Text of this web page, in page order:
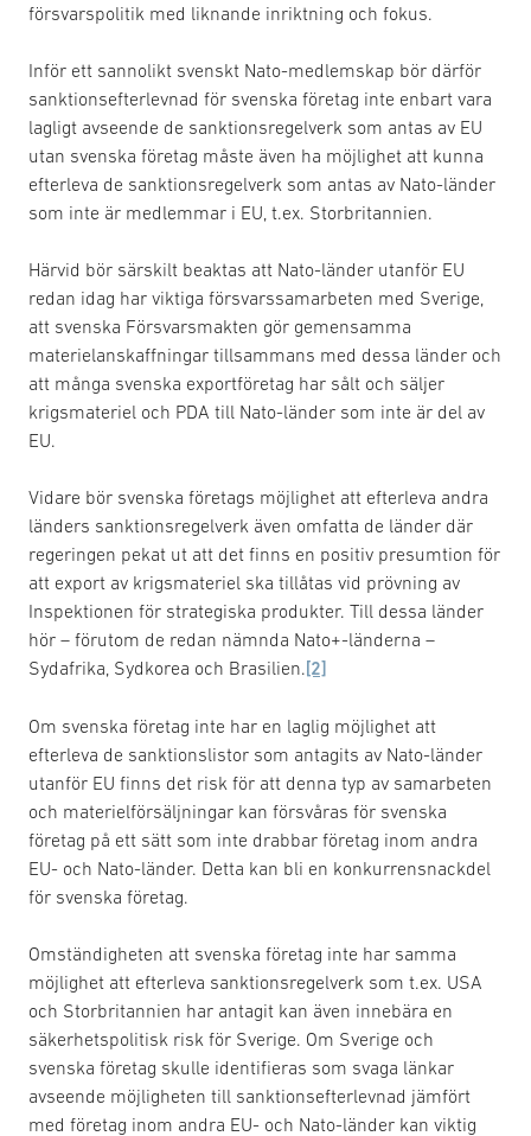
försvarspolitik med liknande inriktning och fokus.
Inför ett sannolikt svenskt Nato-medlemskap bör därför
sanktionsefterlevnad för svenska företag inte enbart vara
lagligt avseende de sanktionsregelverk som antas av EU
utan svenska företag måste även ha möjlighet att kunna
efterleva de sanktionsregelverk som antas av Nato-länder
som inte är medlemmar i EU, t.ex. Storbritannien.
Härvid bör särskilt beaktas att Nato-länder utanför EU
redan idag har viktiga försvarssamarbeten med Sverige,
att svenska Försvarsmakten gör gemensamma
materielanskaffningar tillsammans med dessa länder och
att många svenska exportföretag har sålt och säljer
krigsmateriel och PDA till Nato-länder som inte är del av
EU.
Vidare bör svenska företags möjlighet att efterleva andra
länders sanktionsregelverk även omfatta de länder där
regeringen pekat ut att det finns en positiv presumtion för
att export av krigsmateriel ska tillåtas vid prövning av
Inspektionen för strategiska produkter. Till dessa länder
hör – förutom de redan nämnda Nato+-länderna –
Sydafrika, Sydkorea och Brasilien.[2]
Om svenska företag inte har en laglig möjlighet att
efterleva de sanktionslistor som antagits av Nato-länder
utanför EU finns det risk för att denna typ av samarbeten
och materielförsäljningar kan försvåras för svenska
företag på ett sätt som inte drabbar företag inom andra
EU- och Nato-länder. Detta kan bli en konkurrensnackdel
för svenska företag.
Omständigheten att svenska företag inte har samma
möjlighet att efterleva sanktionsregelverk som t.ex. USA
och Storbritannien har antagit kan även innebära en
säkerhetspolitisk risk för Sverige. Om Sverige och
svenska företag skulle identifieras som svaga länkar
avseende möjligheten till sanktionsefterlevnad jämfört
med företag inom andra EU- och Nato-länder kan viktig